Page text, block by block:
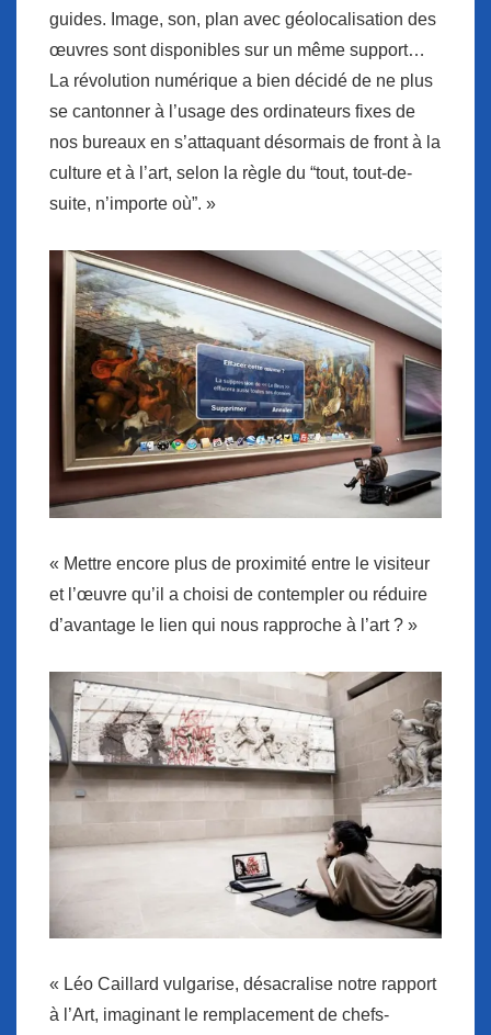
guides. Image, son, plan avec géolocalisation des
œuvres sont disponibles sur un même support…
La révolution numérique a bien décidé de ne plus
se cantonner à l’usage des ordinateurs fixes de
nos bureaux en s’attaquant désormais de front à la
culture et à l’art, selon la règle du “tout, tout-de-
suite, n’importe où”. »
« Mettre encore plus de proximité entre le visiteur
et l’œuvre qu’il a choisi de contempler ou réduire
d’avantage le lien qui nous rapproche à l’art ? »
« Léo Caillard vulgarise, désacralise notre rapport
à l’Art, imaginant le remplacement de chefs-